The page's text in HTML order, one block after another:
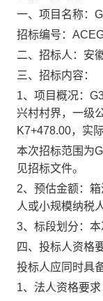
一、项目名称：
招标编号：
二、招标人： 安
三、招标内容：
1、 项目概况：
兴村村界，一级
K7+478.00，实
本次招标范围为
见招标文件。
2、预估金额 ： 箱
人或小规模纳税
3、标段划分：
四、投标人资格
投标人应同时具
1、法人资格要求